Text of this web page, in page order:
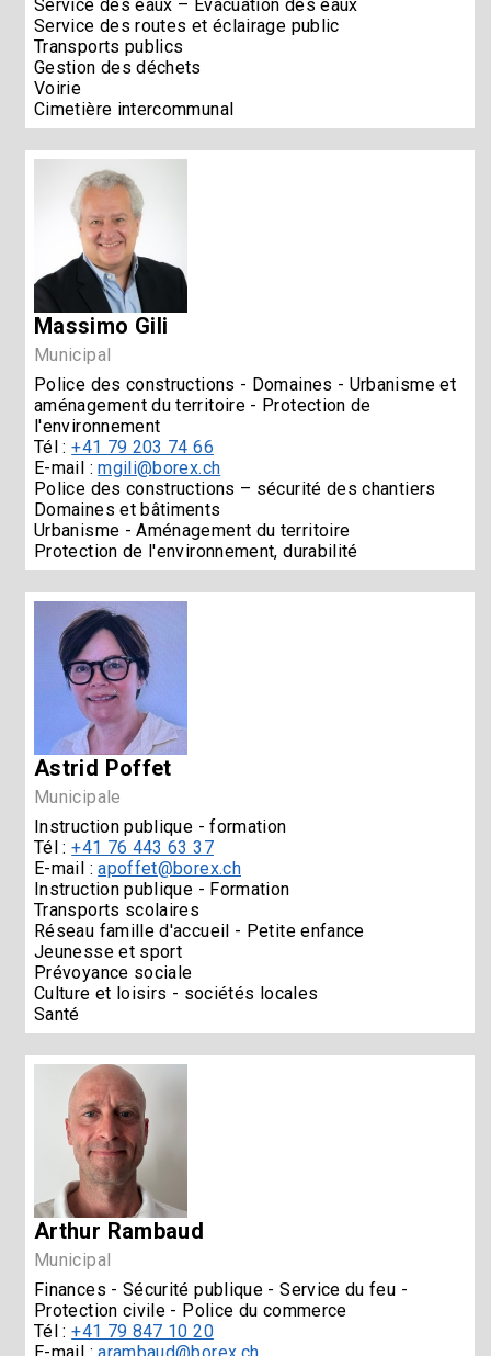
Service des eaux – Evacuation des eaux
Service des routes et éclairage public
Transports publics
Gestion des déchets
Voirie
Cimetière intercommunal
Massimo Gili
Municipal
Police des constructions - Domaines - Urbanisme et
aménagement du territoire - Protection de
l'environnement
Tél :+41 79 203 74 66
E-mail :mgili@borex.ch
Police des constructions – sécurité des chantiers
Domaines et bâtiments
Urbanisme - Aménagement du territoire
Protection de l'environnement, durabilité
Astrid Poffet
Municipale
Instruction publique - formation
Tél :+41 76 443 63 37
E-mail :apoffet@borex.ch
Instruction publique - Formation
Transports scolaires
Réseau famille d'accueil - Petite enfance
Jeunesse et sport
Prévoyance sociale
Culture et loisirs - sociétés locales
Santé
Arthur Rambaud
Municipal
Finances - Sécurité publique - Service du feu -
Protection civile - Police du commerce
Tél :+41 79 847 10 20